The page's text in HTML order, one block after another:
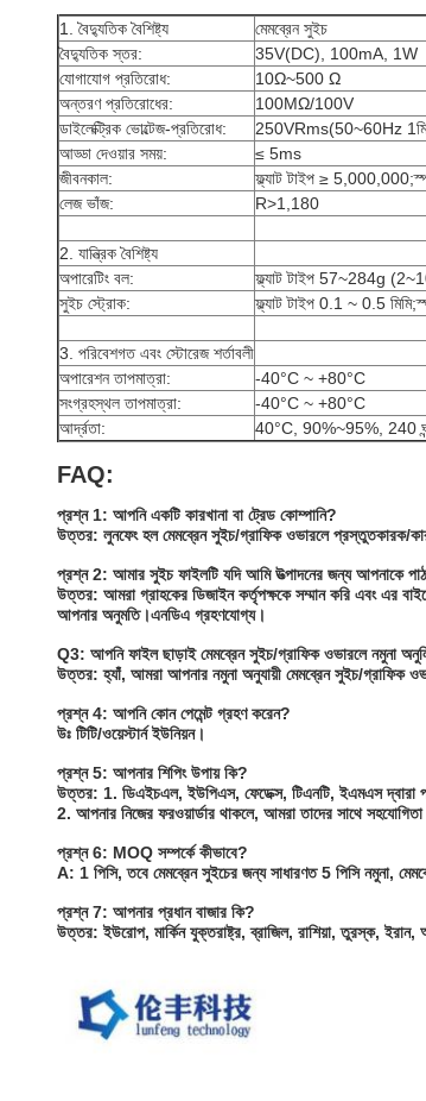
1. বৈদ্যুতিক বৈশিষ্ট্য
মেমব্রেন সুইচ
বৈদ্যুতিক স্তর:
35V(DC), 100mA, 1W
যোগাযোগ প্রতিরোধ:
10Ω~500 Ω
অন্তরণ প্রতিরোধের:
100MΩ/100V
ডাইলেক্ট্রিক ভোল্টেজ-প্রতিরোধ:
250VRms(50~60Hz
আড্ডা দেওয়ার সময়:
≤ 5ms
জীবনকাল:
ফ্ল্যাট টাইপ ≥
লেজ ভাঁজ:
R>1,180
2. যান্ত্রিক বৈশিষ্ট্য
অপারেটিং বল:
ফ্ল্যাট টাইপ 57~284g
সুইচ স্ট্রোক:
ফ্ল্যাট টাইপ 0.1 ~ 0.5
3. পরিবেশগত এবং স্টোরেজ শর্তাবলী
অপারেশন তাপমাত্রা:
-40°C ~ +80°C
সংগ্রহস্থল তাপমাত্রা:
-40°C ~ +80°C
আর্দ্রতা:
40°C, 90%~95%, 240
FAQ:
প্রশ্ন 1: আপনি একটি কারখানা বা ট্রেড কোম্পানি?
উত্তর: লুনফেং হল মেমব্রেন সুইচ/গ্রাফিক ওভারলে
প্রশ্ন 2: আমার সুইচ ফাইলটি যদি আমি উত্পাদনের জন্য আপনাকে
উত্তর: আমরা গ্রাহকের ডিজাইন কর্তৃপক্ষকে সম্মান করি এবং এর
আপনার অনুমতি।এনডিএ গ্রহণযোগ্য।
Q3: আপনি ফাইল ছাড়াই মেমব্রেন সুইচ/গ্রাফিক ওভারলে নমুনা
উত্তর: হ্যাঁ, আমরা আপনার নমুনা অনুযায়ী মেমব্রেন সুইচ/গ্রাফিক
প্রশ্ন 4: আপনি কোন পেমেন্ট গ্রহণ করেন?
উঃ টিটি/ওয়েস্টার্ন ইউনিয়ন।
প্রশ্ন 5: আপনার শিপিং উপায় কি?
উত্তর: 1. ডিএইচএল, ইউপিএস, ফেডেক্স, টিএনটি, ইএমএস দ্বারা
2. আপনার নিজের ফরওয়ার্ডার থাকলে, আমরা তাদের সাথে
প্রশ্ন 6: MOQ সম্পর্কে কীভাবে?
A: 1 পিসি, তবে মেমব্রেন সুইচের জন্য সাধারণত 5 পিসি নমুনা,
প্রশ্ন 7: আপনার প্রধান বাজার কি?
উত্তর: ইউরোপ, মার্কিন যুক্তরাষ্ট্র, ব্রাজিল, রাশিয়া, তুরস্ক, ইরান,